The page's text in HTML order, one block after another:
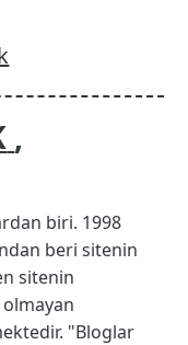
,
biri. 1998
beri sitenin
sitenin
olmayan
"Bloglar